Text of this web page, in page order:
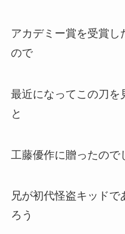
アカデミー賞を受賞し
ので
最近になってこの刀を
と
工藤優作に贈ったので
兄が初代怪盗キッド
ろう